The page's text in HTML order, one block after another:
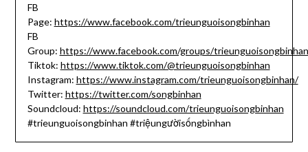
FB
Page: https://www.facebook.com/trieunguoisongbinhan
FB
Group: https://www.facebook.com/groups/trieunguoisongbinhan
Tiktok: https://www.tiktok.com/@trieunguoisongbinhan
Instagram: https://www.instagram.com/trieunguoisongbinhan/
Twitter: https://twitter.com/songbinhan
Soundcloud: https://soundcloud.com/trieunguoisongbinhan
#trieunguoisongbinhan #triệungườisốngbìnhan